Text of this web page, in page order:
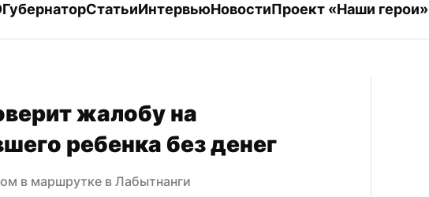
ГубернаторСтатьиИнтервьюНовостиПроект «Наши герои»
жалобу на
ребенка без денег
в маршрутке в Лабытнанги